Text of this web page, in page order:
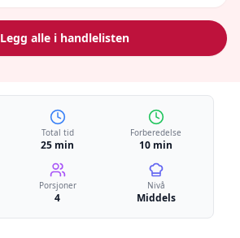
Legg alle i handlelisten
Total tid
25 min
Forberedelse
10 min
Porsjoner
4
Nivå
Middels